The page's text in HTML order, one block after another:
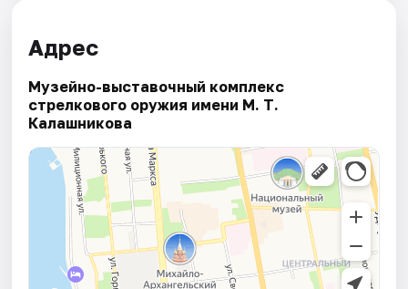
Адрес
Музейно-выставочный комплекс
стрелкового оружия имени М. Т.
Калашникова